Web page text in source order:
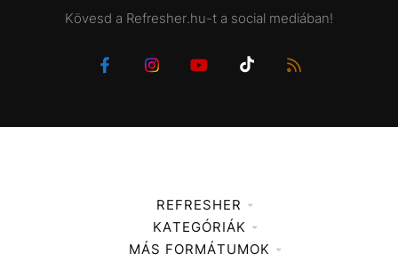
Kövesd a Refresher.hu-t a social mediában!
REFRESHER
Médiaajánlat
KATEGÓRIÁK
Zene
MÁS FORMÁTUMOK